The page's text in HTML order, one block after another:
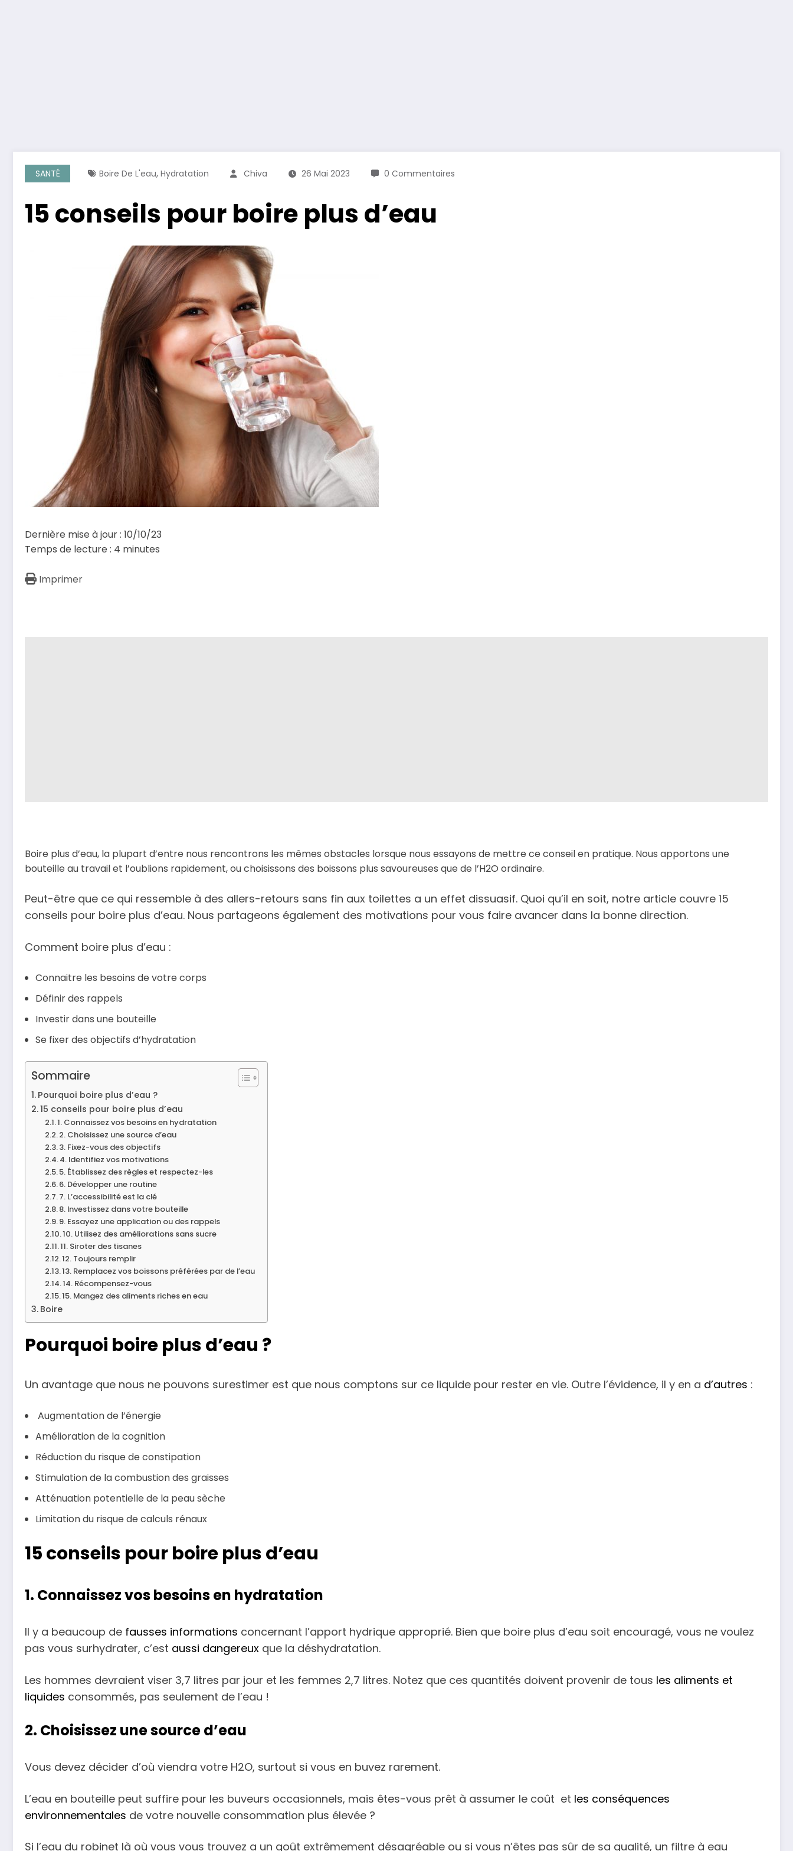
SANTÉ Boire De L'eau, Hydratation Chiva 26 Mai 2023 0 Commentaires
15 conseils pour boire plus d’eau
Dernière mise à jour : 10/10/23
Temps de lecture : 4 minutes
Imprimer
Boire plus d’eau, la plupart d’entre nous rencontrons les mêmes obstacles lorsque nous essayons de mettre ce conseil en pratique. Nous apportons une
bouteille au travail et l’oublions rapidement, ou choisissons des boissons plus savoureuses que de l’H2O ordinaire.
Peut-être que ce qui ressemble à des allers-retours sans fin aux toilettes a un effet dissuasif. Quoi qu’il en soit, notre article couvre 15
conseils pour boire plus d’eau. Nous partageons également des motivations pour vous faire avancer dans la bonne direction.
Comment boire plus d’eau :
Connaitre les besoins de votre corps
Définir des rappels
Investir dans une bouteille
Se fixer des objectifs d’hydratation
Sommaire
Pourquoi boire plus d’eau ?
15 conseils pour boire plus d’eau
1. Connaissez vos besoins en hydratation
2. Choisissez une source d’eau
3. Fixez-vous des objectifs
4. Identifiez vos motivations
5. Établissez des règles et respectez-les
6. Développer une routine
7. L’accessibilité est la clé
8. Investissez dans votre bouteille
9. Essayez une application ou des rappels
10. Utilisez des améliorations sans sucre
11. Siroter des tisanes
12. Toujours remplir
13. Remplacez vos boissons préférées par de l’eau
14. Récompensez-vous
15. Mangez des aliments riches en eau
Boire
Pourquoi boire plus d’eau ?
Un avantage que nous ne pouvons surestimer est que nous comptons sur ce liquide pour rester en vie. Outre l’évidence, il y en a d’autres :
Augmentation de l’énergie
Amélioration de la cognition
Réduction du risque de constipation
Stimulation de la combustion des graisses
Atténuation potentielle de la peau sèche
Limitation du risque de calculs rénaux
15 conseils pour boire plus d’eau
1. Connaissez vos besoins en hydratation
Il y a beaucoup de fausses informations concernant l’apport hydrique approprié. Bien que boire plus d’eau soit encouragé, vous ne voulez
pas vous surhydrater, c’est aussi dangereux que la déshydratation.
Les hommes devraient viser 3,7 litres par jour et les femmes 2,7 litres. Notez que ces quantités doivent provenir de tous les aliments et
liquides consommés, pas seulement de l’eau !
2. Choisissez une source d’eau
Vous devez décider d’où viendra votre H2O, surtout si vous en buvez rarement.
L’eau en bouteille peut suffire pour les buveurs occasionnels, mais êtes-vous prêt à assumer le coût et les conséquences
environnementales de votre nouvelle consommation plus élevée ?
Si l’eau du robinet là où vous vous trouvez a un goût extrêmement désagréable ou si vous n’êtes pas sûr de sa qualité, un filtre à eau